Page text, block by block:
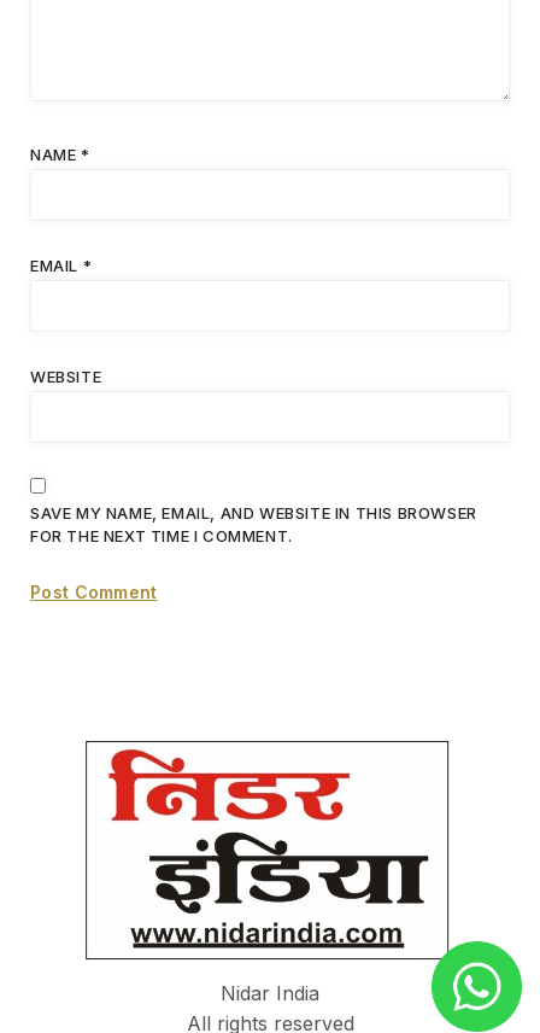
NAME *
EMAIL *
WEBSITE
SAVE MY NAME, EMAIL, AND WEBSITE IN THIS BROWSER
FOR THE NEXT TIME I COMMENT.
Nidar India
All rights reserved